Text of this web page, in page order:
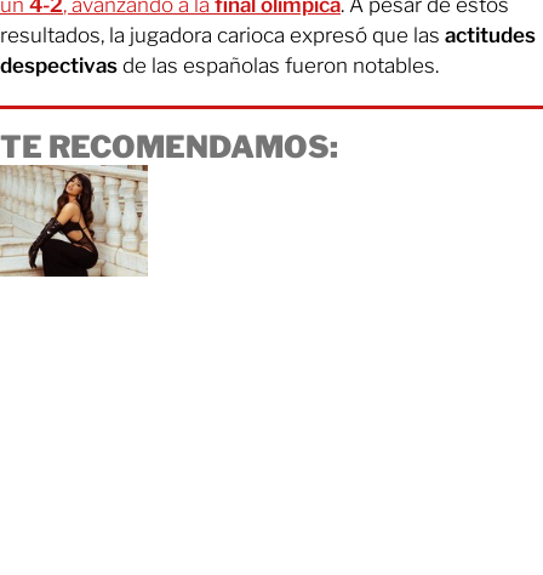
un 4-2, avanzando a la final olímpica. A pesar de estos
resultados, la jugadora carioca expresó que las actitudes
despectivas de las españolas fueron notables.
TE RECOMENDAMOS: